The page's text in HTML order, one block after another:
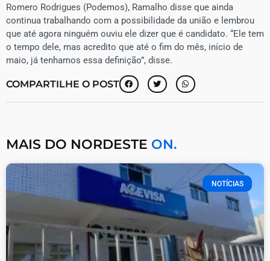
Romero Rodrigues (Podemos), Ramalho disse que ainda
continua trabalhando com a possibilidade da união e lembrou
que até agora ninguém ouviu ele dizer que é candidato. “Ele tem
o tempo dele, mas acredito que até o fim do mês, início de
maio, já tenhamos essa definição”, disse.
COMPARTILHE O POST
MAIS DO NORDESTE ON.
NOTÍCIAS